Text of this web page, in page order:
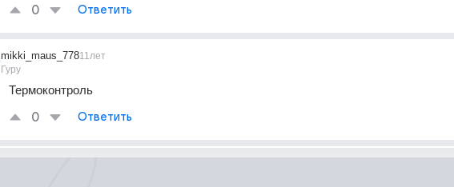
0 Ответить
mikki_maus_778
Гуру
11лет
Термоконтроль
0 Ответить